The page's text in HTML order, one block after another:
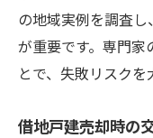
の地域実例を調査
が重要です。専門家
とで、失敗リスクを
借地戸建売却時の